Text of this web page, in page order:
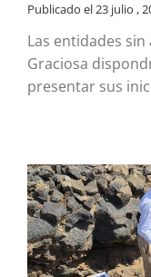
Publicado el 23 julio ,
Las entidades
Graciosa
presentar sus